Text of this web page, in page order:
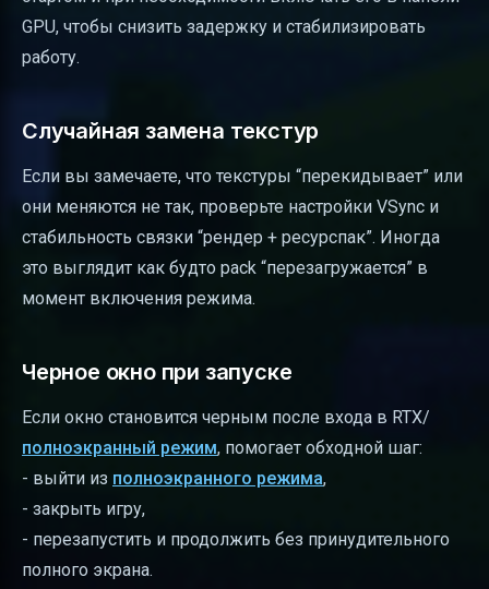
GPU, чтобы снизить задержку и стабилизировать
работу.
Случайная замена текстур
Если вы замечаете, что текстуры “перекидывает” или
они меняются не так, проверьте настройки VSync и
стабильность связки “рендер + ресурспак”. Иногда
это выглядит как будто pack “перезагружается” в
момент включения режима.
Черное окно при запуске
Если окно становится черным после входа в RTX/
полноэкранный режим, помогает обходной шаг:
- выйти из полноэкранного режима,
- закрыть игру,
- перезапустить и продолжить без принудительного
полного экрана.